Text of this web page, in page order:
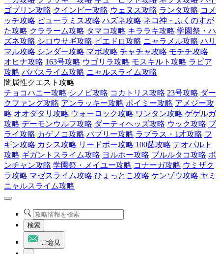
ゴブリン攻略 クインビー攻略 ウェヌス攻略 ランタ攻略 コメ
ッチ攻略 ピューラミス攻略 ハズネ攻略 ネコ神・ふくのすが
た攻略 クララーム攻略 タマコ攻略 キララキ攻略 学園祭・ハ
ズネ攻略 シロウサギ攻略 ピエドロ攻略 ニャラメル攻略 ハリ
マル攻略 シンダー攻略 マボ攻略 チャチャ攻略 モチチ攻略
オヒナ攻略 163号攻略 ウゴリラ攻略 モスキルト攻略 ラビア
攻略 ババスライム攻略 ニャルスライム攻略
闇属性クエスト攻略
チョコハニー攻略 シノビ攻略 コカトリス攻略 23号攻略 ダー
クファング攻略 アンラッキー攻略 ポイミー攻略 アメジー攻
略 オオダタリ攻略 ウォーロック攻略 ワンタン攻略 ゲゲルガ
攻略 デーモンウルフ攻略 ダーティヘッズ攻略 ウック攻略 ブ
ライ攻略 カゲノコ攻略 パプリー攻略 ラプラス・1才攻略 フ
ギン攻略 カシス攻略 リードボー攻略 100菌攻略 テオパルト
攻略 ギガントスライム攻略 ヨルホー攻略 ブルルタコ攻略 ボ
ンチャン攻略 学園祭・メイユー攻略 コナーガ攻略 ウミザク
ラ攻略 マゼスライム攻略 ひょっとこ攻略 ケンゾウ攻略 ヤミ
ニャルスライム攻略
検索
ご意見